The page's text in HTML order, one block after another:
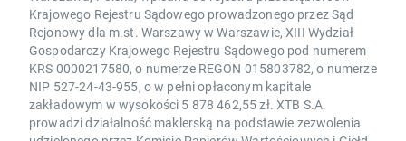
Krajowego Rejestru Sądowego prowadzonego przez Sąd
Rejonowy dla m.st. Warszawy w Warszawie, XIII Wydział
Gospodarczy Krajowego Rejestru Sądowego pod numerem
KRS 0000217580, o numerze REGON 015803782, o numerze
NIP 527-24-43-955, o w pełni opłaconym kapitale
zakładowym w wysokości 5 878 462,55 zł. XTB S.A.
prowadzi działalność maklerską na podstawie zezwolenia